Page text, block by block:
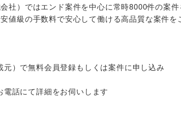
社）ではエンド案件を中心に常時8000件の案
値級の手数料で安心して働ける高品質な案件を
）で無料会員登録もしくは案件に申し込み
話にて詳細をお伺いします